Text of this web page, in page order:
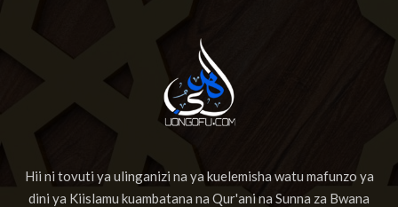
Hii ni tovuti ya ulinganizi na ya kuelemisha watu mafunzo ya
dini ya Kiislamu kuambatana na Qur'ani na Sunna za Bwana